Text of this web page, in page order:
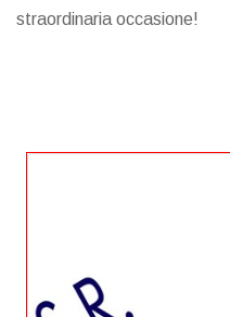
straordinaria occasione!